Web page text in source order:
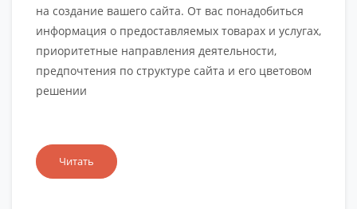
на создание вашего сайта. От вас понадобиться
информация о предоставляемых товарах и услугах,
приоритетные направления деятельности,
предпочтения по структуре сайта и его цветовом
решении
Читать